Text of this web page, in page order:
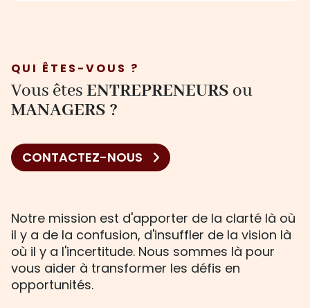
QUI ÊTES-VOUS ?
Vous êtesENTREPRENEURS ou
MANAGERS ?
CONTACTEZ-NOUS
Notre mission est d'apporter de la clarté là où
il y a de la confusion, d'insuffler de la vision là
où il y a l'incertitude. Nous sommes là pour
vous aider à transformer les défis en
opportunités.